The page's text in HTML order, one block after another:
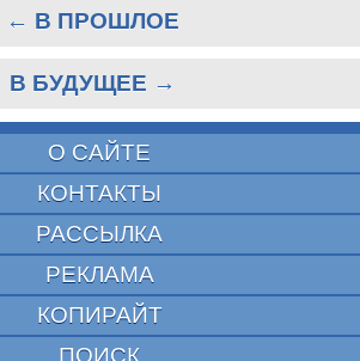
← В ПРОШЛОЕ
В БУДУЩЕЕ →
О САЙТЕ
КОНТАКТЫ
РАССЫЛКА
РЕКЛАМА
КОПИРАЙТ
ПОИСК